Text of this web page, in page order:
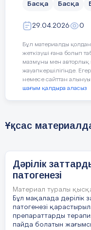
әсерімен қатар
болуы мүмкін.
жағдайда жеңіл
жағдайларда
мүмкін.
қауіпсіздігін
әсерлерді
алдын алу
Дәрілік
байланысты.
терапияны жеке
отырып жүргізу,
бақылау және
Басқа Басқа
29.04.2026 0
Бұл материалды
жеткізуші ғана болып
мазмұны мен авторлық
жауапкершілігінде.
немесе сайттан алынуы
шағым қалдыра аласыз
Ұқсас
Дәрілік
патогенезі
Материал туралы
Бұл мақалада дәрілік
патогенезі
препараттарды
пайда болатын